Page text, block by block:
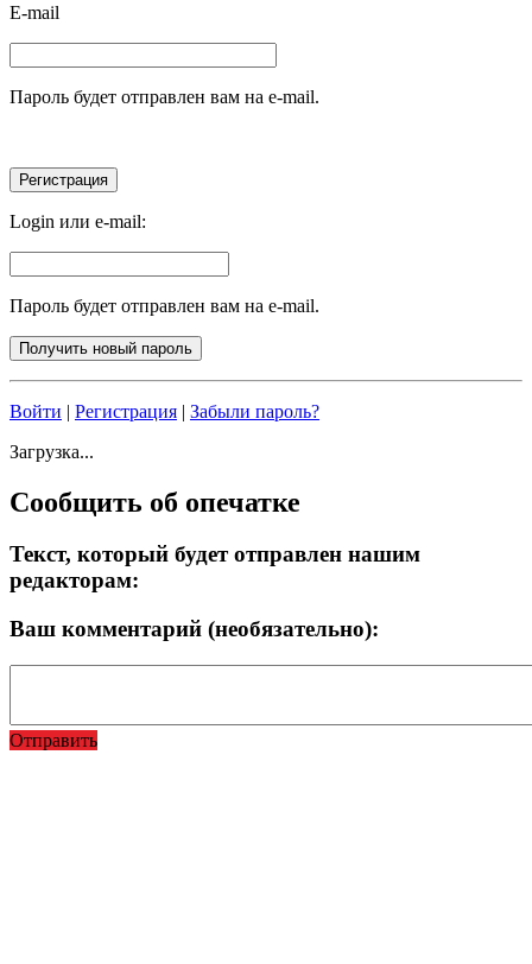
E-mail
Пароль будет отправлен вам на e-mail.
Login или e-mail:
Пароль будет отправлен вам на e-mail.
Войти | Регистрация | Забыли пароль?
Загрузка...
Сообщить об опечатке
Текст, который будет отправлен нашим
редакторам:
Ваш комментарий (необязательно):
Отправить